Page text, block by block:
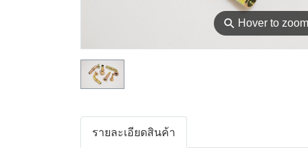
⚲ Hover to zoom
รายละเอียดสินค้า